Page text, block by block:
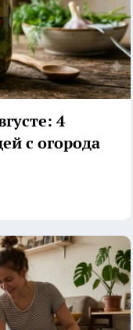
4
с огорода